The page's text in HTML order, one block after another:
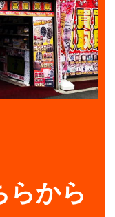
らから